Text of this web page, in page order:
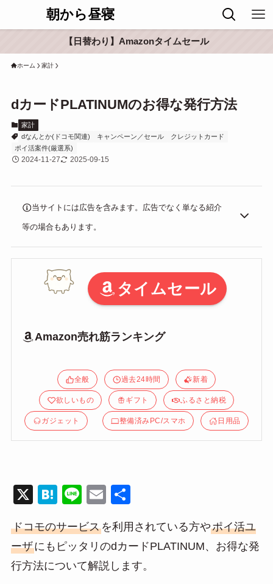
朝から昼寝
【日替わり】Amazonタイムセール
ホーム 家計
dカードPLATINUMのお得な発行方法
家計
dなんとか(ドコモ関連)
キャンペーン／セール
クレジットカード
ポイ活案件(厳選系)
2024-11-27 2025-09-15
当サイトには広告を含みます。広告でなく単なる紹介
等の場合もあります。
タイムセール
Amazon売れ筋ランキング
全般 過去24時間 新着
欲しいもの ギフト ふるさと納税
ガジェット 整備済みPC/スマホ 日用品
X
H
e
n
a
Li
e
E
ail
ドコモのサービスを利用されている方やポイ活ユ
ーザにもピッタリのdカードPLATINUM、お得な発
行方法について解説します。